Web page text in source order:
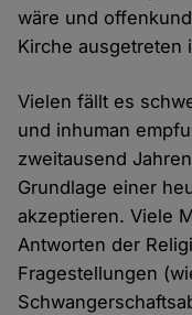
wäre und
Kirche ausgetreten
Vielen fällt es
und inhuman
zweitausend
Grundlage einer
akzeptieren. Viele
Antworten der
Fragestellungen